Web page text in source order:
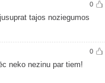
0
tajos noziegumos
0
neko nezinu par tiem!